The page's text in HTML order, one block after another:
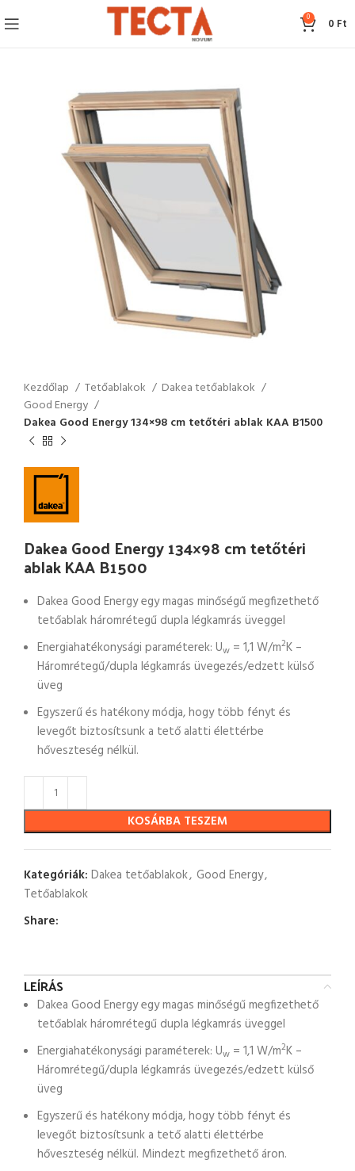
0 0 Ft
Kezdőlap Tetőablakok
Dakea tetőablakok
Good Energy
Dakea Good Energy 134×98 cm tetőtéri ablak KAA B1500
Dakea Good Energy 134×98 cm tetőtéri
ablak KAA B1500
Dakea Good Energy egy magas minőségű megfizethető
tetőablak háromrétegű dupla légkamrás üveggel
Energiahatékonysági paraméterek: Uw = 1,1 W/m2K –
Háromrétegű/dupla légkamrás üvegezés/edzett külső
üveg
Egyszerű és hatékony módja, hogy több fényt és
levegőt biztosítsunk a tető alatti élettérbe
hőveszteség nélkül.
KOSÁRBA TESZEM
Kategóriák: Dakea tetőablakok, Good Energy,
Tetőablakok
Share:
LEÍRÁS
Dakea Good Energy egy magas minőségű megfizethető
tetőablak háromrétegű dupla légkamrás üveggel
Energiahatékonysági paraméterek: Uw = 1,1 W/m2K –
Háromrétegű/dupla légkamrás üvegezés/edzett külső
üveg
Egyszerű és hatékony módja, hogy több fényt és
levegőt biztosítsunk a tető alatti élettérbe
hőveszteség nélkül. Mindezt megfizethető áron.